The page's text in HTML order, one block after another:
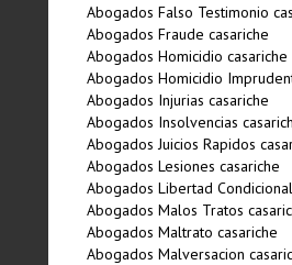
Abogados Falso Testimonio
Abogados Fraude casariche
Abogados Homicidio casariche
Abogados Homicidio
Abogados Injurias casariche
Abogados Insolvencias
Abogados Juicios Rapidos
Abogados Lesiones casariche
Abogados Libertad
Abogados Malos Tratos
Abogados Maltrato casariche
Abogados Malversacion